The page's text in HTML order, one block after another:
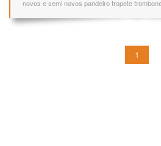
novos e semi novos pandeiro tropete
1